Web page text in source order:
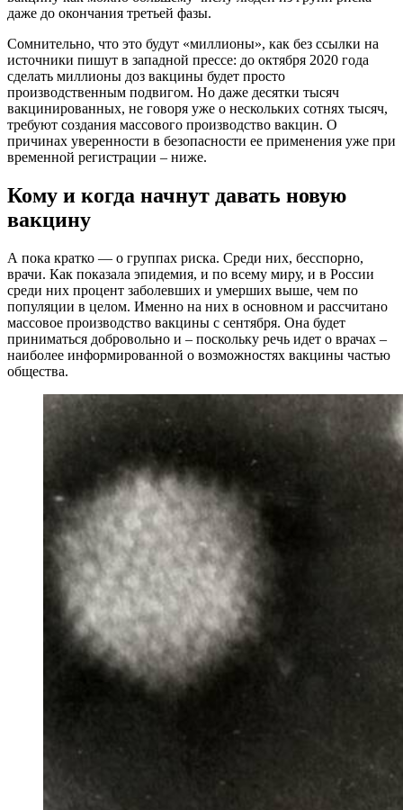
даже до окончания третьей фазы.
Сомнительно, что это будут «миллионы», как без ссылки на
источники пишут в западной прессе: до октября 2020 года
сделать миллионы доз вакцины будет просто
производственным подвигом. Но даже десятки тысяч
вакцинированных, не говоря уже о нескольких сотнях тысяч,
требуют создания массового производство вакцин. О
причинах уверенности в безопасности ее применения уже при
временной регистрации – ниже.
Кому и когда начнут давать новую
вакцину
А пока кратко — о группах риска. Среди них, бесспорно,
врачи. Как показала эпидемия, и по всему миру, и в России
среди них процент заболевших и умерших выше, чем по
популяции в целом. Именно на них в основном и рассчитано
массовое производство вакцины с сентября. Она будет
приниматься добровольно и – поскольку речь идет о врачах –
наиболее информированной о возможностях вакцины частью
общества.